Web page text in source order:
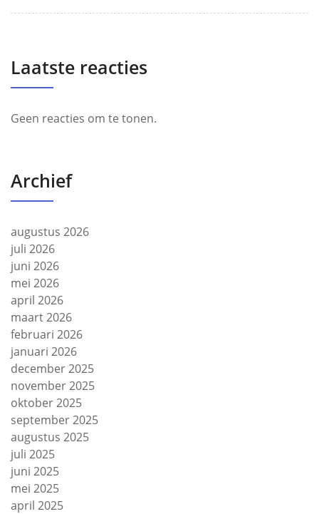
Laatste reacties
Geen reacties om te tonen.
Archief
augustus 2026
juli 2026
juni 2026
mei 2026
april 2026
maart 2026
februari 2026
januari 2026
december 2025
november 2025
oktober 2025
september 2025
augustus 2025
juli 2025
juni 2025
mei 2025
april 2025